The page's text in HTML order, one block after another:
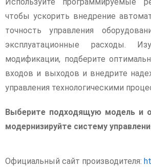
чтобы ускорить внедрение
точность управления
эксплуатационные расходы.
модификации, подберите
входов и выходов и внедрите
управления технологическими
Выберите подходящую модель и
модернизируйте систему
Официальный сайт производителя: